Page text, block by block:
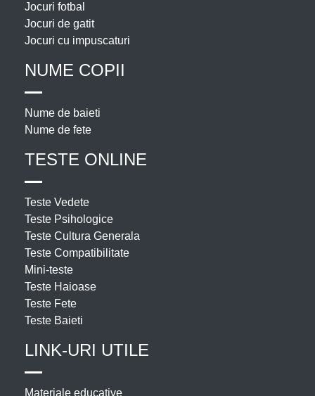
Jocuri fotbal
Jocuri de gatit
Jocuri cu impuscaturi
NUME COPII
Nume de baieti
Nume de fete
TESTE ONLINE
Teste Vedete
Teste Psihologice
Teste Cultura Generala
Teste Compatibilitate
Mini-teste
Teste Haioase
Teste Fete
Teste Baieti
LINK-URI UTILE
Materiale educative